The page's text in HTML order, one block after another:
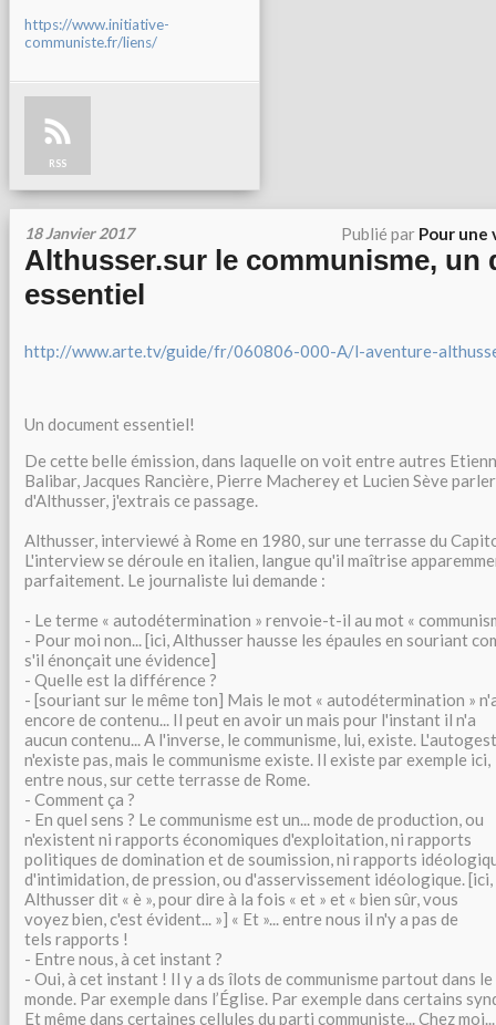
https://www.initiative-
communiste.fr/liens/
RSS
18 Janvier 2017 Publié par Pour une
Althusser.sur le communisme, un
essentiel
http://www.arte.tv/guide/fr/060806-000-A/l-aventure-
Un document essentiel!
De cette belle émission, dans laquelle on voit entre autres
Balibar, Jacques Rancière, Pierre Macherey et Lucien Sève parler
d'Althusser, j'extrais ce passage.
Althusser, interviewé à Rome en 1980, sur une terrasse du
L'interview se déroule en italien, langue qu'il maîtrise
parfaitement. Le journaliste lui demande :
- Le terme « autodétermination » renvoie-t-il au mot «
- Pour moi non... [ici, Althusser hausse les épaules en souriant
s'il énonçait une évidence]
- Quelle est la différence ?
- [souriant sur le même ton] Mais le mot « autodétermination »
encore de contenu... Il peut en avoir un mais pour l'instant il n'a
aucun contenu... A l'inverse, le communisme, lui, existe.
n'existe pas, mais le communisme existe. Il existe par exemple ici,
entre nous, sur cette terrasse de Rome.
- Comment ça ?
- En quel sens ? Le communisme est un... mode de production, ou
n'existent ni rapports économiques d'exploitation, ni rapports
politiques de domination et de soumission, ni rapports
d'intimidation, de pression, ou d'asservissement idéologique. [ici,
Althusser dit « è », pour dire à la fois « et » et « bien sûr, vous
voyez bien, c'est évident... »] « Et »... entre nous il n'y a pas de
tels rapports !
- Entre nous, à cet instant ?
- Oui, à cet instant ! Il y a ds îlots de communisme partout dans le
monde. Par exemple dans l’Église. Par exemple dans certains
Et même dans certaines cellules du parti communiste... Chez